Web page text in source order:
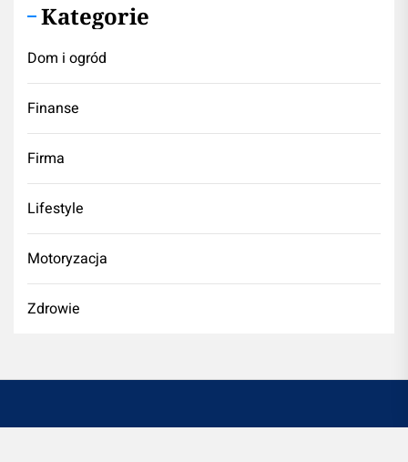
Kategorie
Dom i ogród
Finanse
Firma
Lifestyle
Motoryzacja
Zdrowie